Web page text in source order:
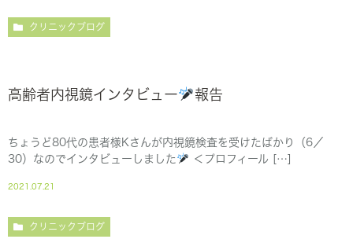
クリニックブログ
高齢者内視鏡インタビュー 報告
ちょうど80代の患者様Kさんが内視鏡検査を受けたばかり（6／
30）なのでインタビューしました
＜プロフィール […]
2021.07.21
クリニックブログ